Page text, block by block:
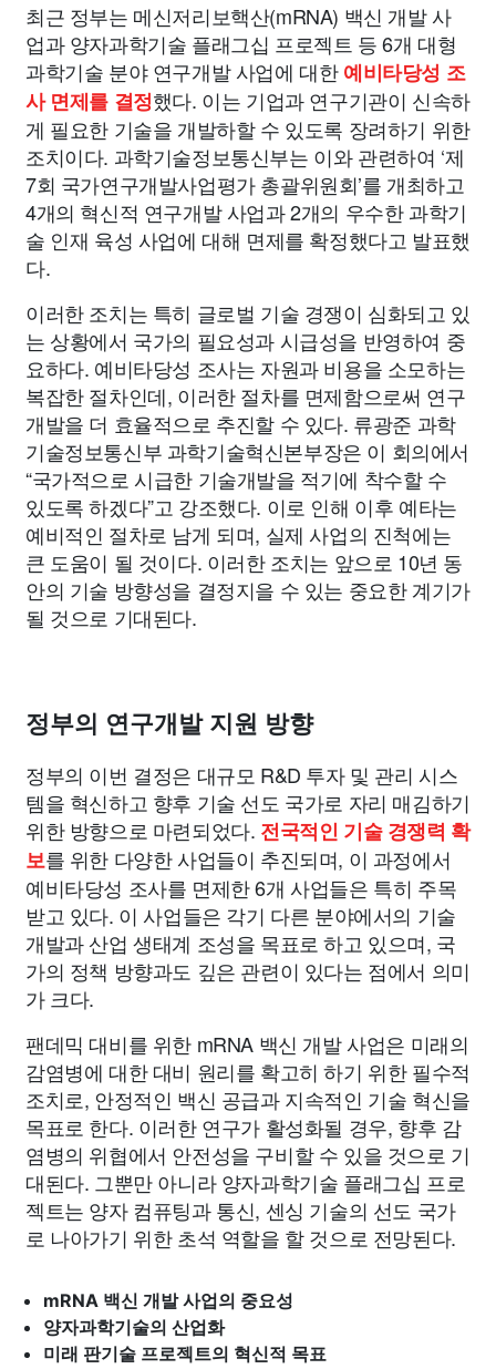
최근 정부는 메신저리보핵산(mRNA) 백신 개발 사
업과 양자과학기술 플래그십 프로젝트 등 6개 대형
과학기술 분야 연구개발 사업에 대한예비타당성 조
사 면제를 결정했다. 이는 기업과 연구기관이 신속하
게 필요한 기술을 개발하할 수 있도록 장려하기 위한
조치이다. 과학기술정보통신부는 이와 관련하여 ‘제
7회 국가연구개발사업평가 총괄위원회’를 개최하고
4개의 혁신적 연구개발 사업과 2개의 우수한 과학기
술 인재 육성 사업에 대해 면제를 확정했다고 발표했
다.
이러한 조치는 특히 글로벌 기술 경쟁이 심화되고 있
는 상황에서 국가의 필요성과 시급성을 반영하여 중
요하다. 예비타당성 조사는 자원과 비용을 소모하는
복잡한 절차인데, 이러한 절차를 면제함으로써 연구
개발을 더 효율적으로 추진할 수 있다. 류광준 과학
기술정보통신부 과학기술혁신본부장은 이 회의에서
“국가적으로 시급한 기술개발을 적기에 착수할 수
있도록 하겠다”고 강조했다. 이로 인해 이후 예타는
예비적인 절차로 남게 되며, 실제 사업의 진척에는
큰 도움이 될 것이다. 이러한 조치는 앞으로 10년 동
안의 기술 방향성을 결정지을 수 있는 중요한 계기가
될 것으로 기대된다.
정부의 연구개발 지원 방향
정부의 이번 결정은 대규모 R&D 투자 및 관리 시스
템을 혁신하고 향후 기술 선도 국가로 자리 매김하기
위한 방향으로 마련되었다. 전국적인 기술 경쟁력 확
보를 위한 다양한 사업들이 추진되며, 이 과정에서
예비타당성 조사를 면제한 6개 사업들은 특히 주목
받고 있다. 이 사업들은 각기 다른 분야에서의 기술
개발과 산업 생태계 조성을 목표로 하고 있으며, 국
가의 정책 방향과도 깊은 관련이 있다는 점에서 의미
가 크다.
팬데믹 대비를 위한 mRNA 백신 개발 사업은 미래의
감염병에 대한 대비 원리를 확고히 하기 위한 필수적
조치로, 안정적인 백신 공급과 지속적인 기술 혁신을
목표로 한다. 이러한 연구가 활성화될 경우, 향후 감
염병의 위협에서 안전성을 구비할 수 있을 것으로 기
대된다. 그뿐만 아니라 양자과학기술 플래그십 프로
젝트는 양자 컴퓨팅과 통신, 센싱 기술의 선도 국가
로 나아가기 위한 초석 역할을 할 것으로 전망된다.
mRNA 백신 개발 사업의 중요성
양자과학기술의 산업화
미래 판기술 프로젝트의 혁신적 목표